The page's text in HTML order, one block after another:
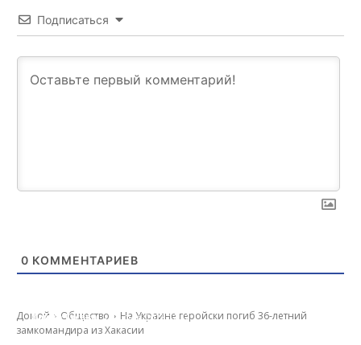
Подписаться
0 КОММЕНТАРИЕВ